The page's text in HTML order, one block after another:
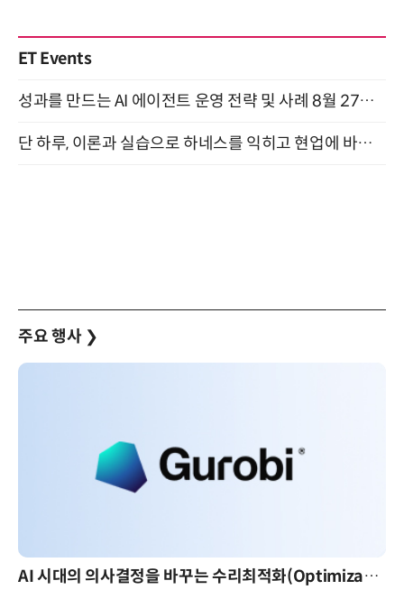
ET Events
성과를 만드는 AI 에이전트 운영 전략 및 사례 8월 27일 개최
단 하루, 이론과 실습으로 하네스를 익히고 현업에 바로 쓰는 핸즈온 워크숍 (8/20)
주요 행사 ❯
AI 시대의 의사결정을 바꾸는 수리최적화(Optimization): 실제 산업 적용 사례와 활용 전략